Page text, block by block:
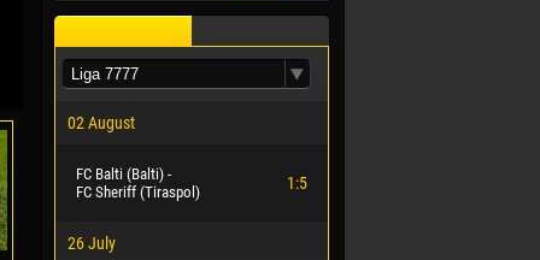
02 August
FC Balti (Balti) -
FC Sheriff (Tiraspol)
1:5
26 July